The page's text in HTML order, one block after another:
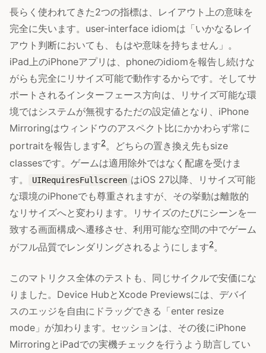
長らく使われてきた2つの指標は、レイアウト上の意味を
完全に失います。user-interface idiomは「いかなるレイ
アウト判断においても、もはや意味を持ちません」。
iPad上のiPhoneアプリは、phoneのidiomを報告し続けな
がらも完全にリサイズ可能で動作するからです。そしてサ
ポートされるインターフェース方向は、リサイズ可能な環
境ではシステムが無視するただの設定値となり、iPhone
Mirroringはウィンドウのアスペクト比にかかわらず常に
portraitを報告します2。どちらの置き換え先もsize
classesです。ゲームは適用除外ではなく配慮を受けま
す。
UIRequiresFullscreen はiOS 27以降、リサイズ可能
な環境のiPhoneでも尊重されますが、その挙動は離散的
なリサイズへと変わります。リサイズのたびにシーンを一
致する画面構成へ遷移させ、利用可能な空間の中でゲーム
がフル品質でレンダリングされるようにします2。
このマトリクス全体のテストも、同じサイクルで安価にな
りました。Device HubとXcode Previewsには、デバイ
スのエッジを自由にドラッグできる「enter resize
mode」が加わります。セッションは、その後にiPhone
MirroringとiPadでの実機チェックを行うよう助言してい